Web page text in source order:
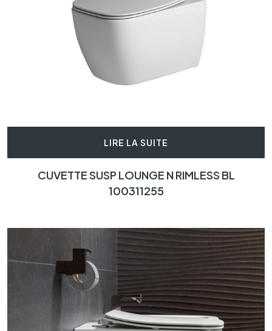
LIRE LA SUITE
CUVETTE SUSP LOUNGE N RIMLESS BL
100311255